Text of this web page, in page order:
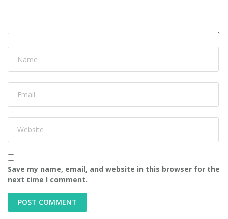
Save my name, email, and website in this browser for the
next time I comment.